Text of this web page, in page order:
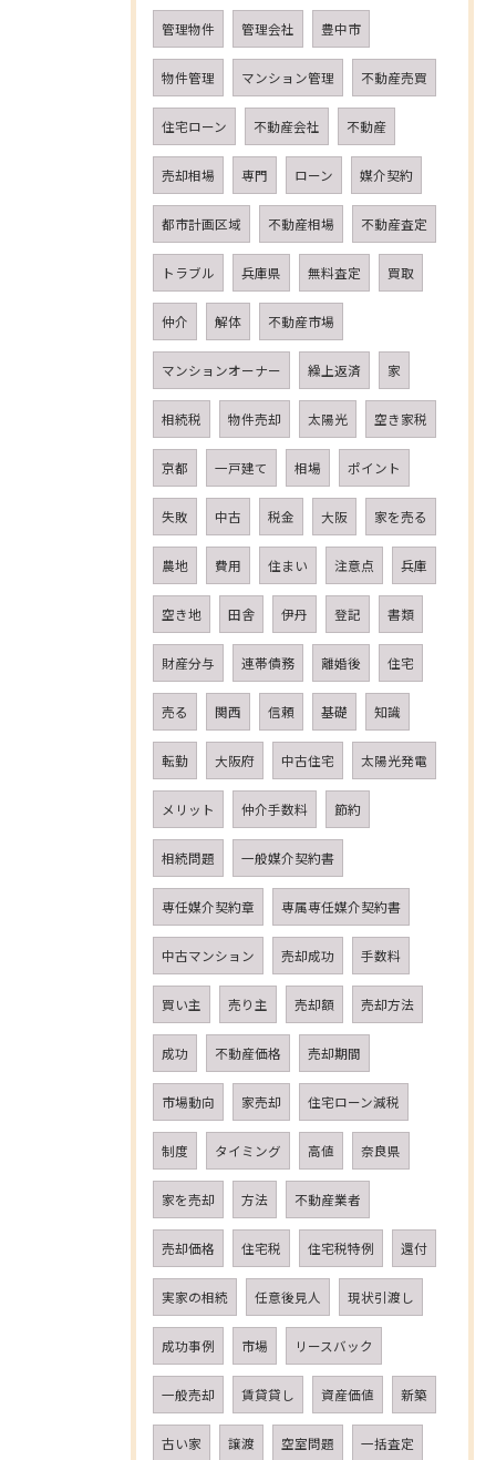
管理物件 管理会社 豊中市
物件管理 マンション管理 不動産売買
住宅ローン 不動産会社 不動産
売却相場 専門 ローン 媒介契約
都市計画区域 不動産相場 不動産査定
トラブル 兵庫県 無料査定 買取
仲介 解体 不動産市場
マンションオーナー 繰上返済 家
相続税 物件売却 太陽光 空き家税
京都 一戸建て 相場 ポイント
失敗 中古 税金 大阪 家を売る
農地 費用 住まい 注意点 兵庫
空き地 田舎 伊丹 登記 書類
財産分与 連帯債務 離婚後 住宅
売る 関西 信頼 基礎 知識
転勤 大阪府 中古住宅 太陽光発電
メリット 仲介手数料 節約
相続問題 一般媒介契約書
専任媒介契約章 専属専任媒介契約書
中古マンション 売却成功 手数料
買い主 売り主 売却額 売却方法
成功 不動産価格 売却期間
市場動向 家売却 住宅ローン減税
制度 タイミング 高値 奈良県
家を売却 方法 不動産業者
売却価格 住宅税 住宅税特例 還付
実家の相続 任意後見人 現状引渡し
成功事例 市場 リースバック
一般売却 賃貸貸し 資産価値 新築
古い家 譲渡 空室問題 一括査定